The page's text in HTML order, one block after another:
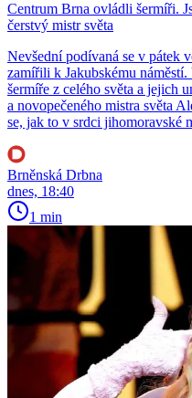
Centrum Brna ovládli šermíři.
čerstvý mistr světa
Nevšední podívaná se v pátek
zamířili k Jakubskému
šermíře z celého světa a jejich
a novopečeného mistra světa
se, jak to v srdci jihomoravské
Brněnská Drbna
dnes, 18:40
1 min